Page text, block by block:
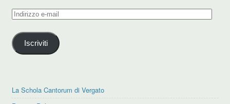
Indirizzo
mail
Iscriviti
La Schola Cantorum di Vergato